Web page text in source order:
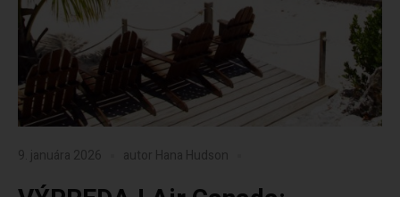
9. januára 2026 autor Hana Hudson